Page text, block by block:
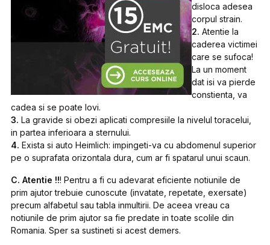
disloca adesea
corpul strain.
2. Atentie la
caderea victimei
care se sufoca!
La un moment
dat isi va pierde
constienta, va
cadea si se poate lovi.
3. La gravide si obezi aplicati compresiile la nivelul toracelui,
in partea inferioara a sternului.
4. Exista si auto Heimlich: impingeti-va cu abdomenul superior
pe o suprafata orizontala dura, cum ar fi spatarul unui scaun.
C. Atentie !!! Pentru a fi cu adevarat eficiente notiunile de
prim ajutor trebuie cunoscute (invatate, repetate, exersate)
precum alfabetul sau tabla inmultirii. De aceea vreau ca
notiunile de prim ajutor sa fie predate in toate scolile din
Romania. Sper sa sustineti si acest demers.